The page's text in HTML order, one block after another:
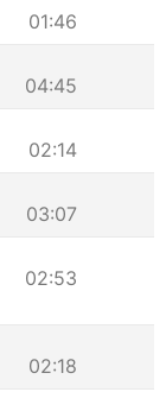
01:46
04:45
02:14
03:07
02:53
02:18